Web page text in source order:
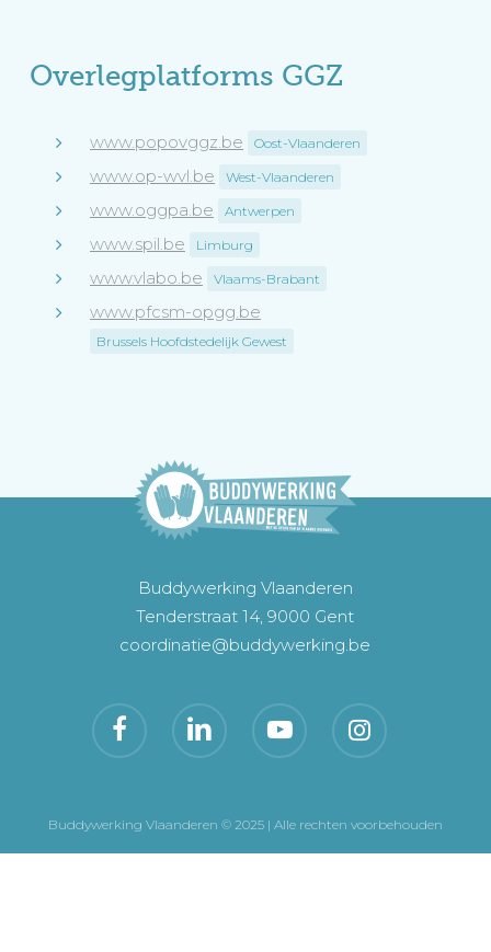
Overlegplatforms GGZ
www.popovggz.be Oost-Vlaanderen
www.op-wvl.be West-Vlaanderen
www.oggpa.be Antwerpen
www.spil.be Limburg
www.vlabo.be Vlaams-Brabant
www.pfcsm-opgg.be
Brussels Hoofdstedelijk Gewest
Buddywerking Vlaanderen
Tenderstraat 14, 9000 Gent
coordinatie@buddywerking.be
Buddywerking Vlaanderen © 2025 | Alle rechten voorbehouden